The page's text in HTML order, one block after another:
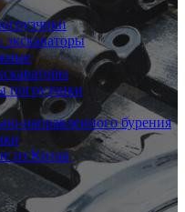
погрузчики
направленного бурения
из Китая